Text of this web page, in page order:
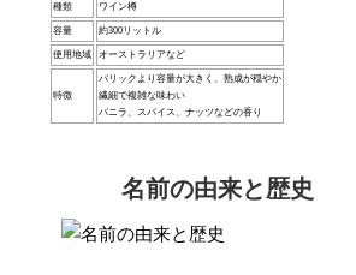
種類 ワイン樽
容量 約300リットル
使用地域 オーストラリアなど
特徴
バリックより容量が大きく、熟成が穏やか
繊細で複雑な味わい
バニラ、スパイス、ナッツなどの香り
名前の由来と歴史